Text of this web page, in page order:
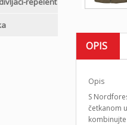
OPIS
Opis
S
četkanom